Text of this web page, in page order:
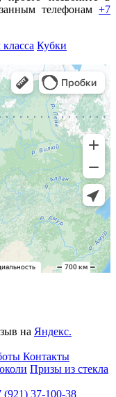
телефонам+7
Кубки
на Яндекс.
Контакты
Призы из стекла
(921) 37-100-38